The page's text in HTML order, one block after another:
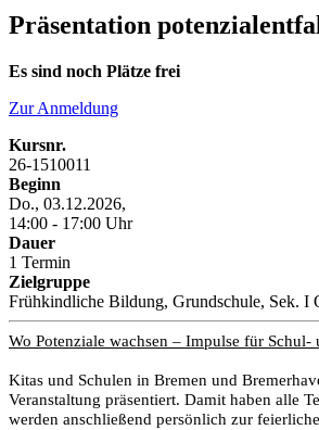
Präsentation
Es sind noch Plätze frei
Zur Anmeldung
Kursnr.
26-1510011
Beginn
Do., 03.12.2026,
14:00 - 17:00 Uhr
Dauer
1 Termin
Zielgruppe
Frühkindliche Bildung, Grundschule, Sek. I
Wo Potenziale wachsen – Impulse für
Kitas und Schulen in Bremen und
Veranstaltung präsentiert. Damit haben alle
werden anschließend persönlich zur